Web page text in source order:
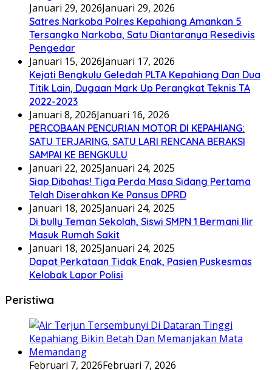
Januari 29, 2026Januari 29, 2026
Satres Narkoba Polres Kepahiang Amankan 5
Tersangka Narkoba, Satu Diantaranya Resedivis
Pengedar
Januari 15, 2026Januari 17, 2026
Kejati Bengkulu Geledah PLTA Kepahiang Dan Dua
Titik Lain, Dugaan Mark Up Perangkat Teknis TA
2022-2023
Januari 8, 2026Januari 16, 2026
PERCOBAAN PENCURIAN MOTOR DI KEPAHIANG:
SATU TERJARING, SATU LARI RENCANA BERAKSI
SAMPAI KE BENGKULU
Januari 22, 2025Januari 24, 2025
Siap Dibahas! Tiga Perda Masa Sidang Pertama
Telah Diserahkan Ke Pansus DPRD
Januari 18, 2025Januari 24, 2025
Di bully Teman Sekolah, Siswi SMPN 1 Bermani Ilir
Masuk Rumah Sakit
Januari 18, 2025Januari 24, 2025
Dapat Perkataan Tidak Enak, Pasien Puskesmas
Kelobak Lapor Polisi
Peristiwa
Februari 7, 2026Februari 7, 2026